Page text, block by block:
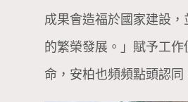
成果會造福於國家建設，
的繁榮發展。」賦予工作
命，安柏也頻頻點頭認同